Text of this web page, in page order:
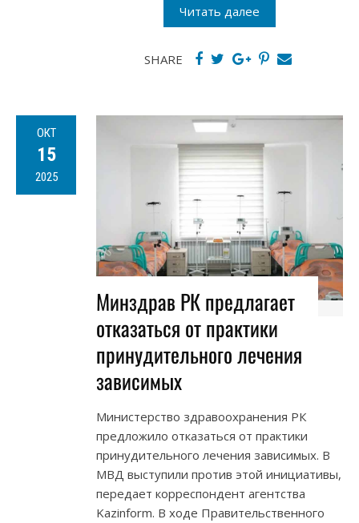
Читать далее
SHARE
ОКТ
15
2025
Минздрав РК предлагает
отказаться от практики
принудительного лечения
зависимых
Министерство здравоохранения РК
предложило отказаться от практики
принудительного лечения зависимых. В
МВД выступили против этой инициативы,
передает корреспондент агентства
Kazinform. В ходе Правительственного